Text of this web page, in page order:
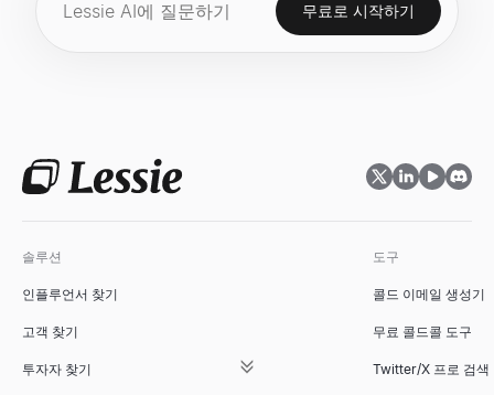
무료로 시작하기
솔루션
인플루언서 찾기
고객 찾기
투자자 찾기
도구
콜드 이메일 생성기
무료 콜드콜 도구
Twitter/X 프로 검색